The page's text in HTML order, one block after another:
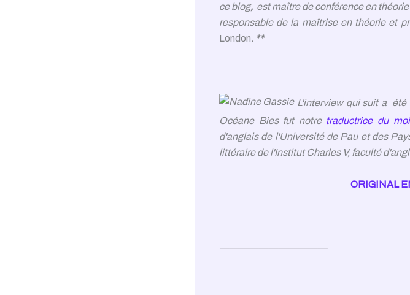
ce blog, est maître de conférence en
responsable de la maîtrise en théorie et
London. **
L'interview qui suit a été
Océane Bies fut notre traductrice du
d'anglais de l'Université de Pau et des
littéraire de l'Institut Charles V, faculté
ORIGINAL
———————————